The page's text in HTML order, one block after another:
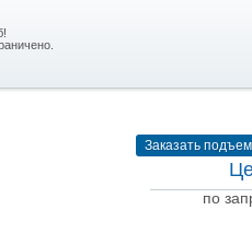
тележку гидравлическую AS 25 г/п
203e
Заказать
по